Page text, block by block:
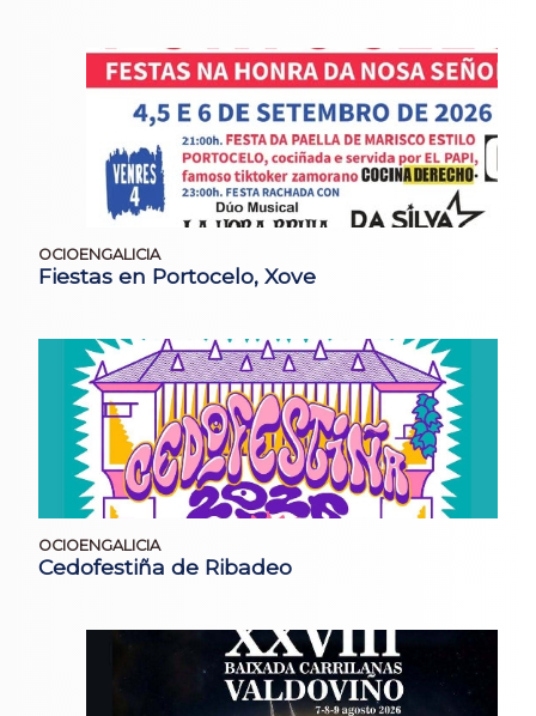
OCIOENGALICIA
Fiestas en Portocelo, Xove
OCIOENGALICIA
Cedofestiña de Ribadeo